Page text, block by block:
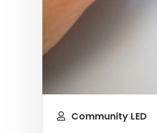
Community LED